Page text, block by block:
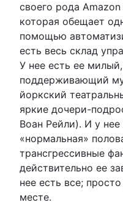
своего рода
которая обещает
помощью
есть весь склад
У нее есть ее
поддерживающий
йоркский
яркие дочери-
Воан Рейли). И у нее
«нормальная»
трансгрессивные
действительно ее
нее есть все;
месте.